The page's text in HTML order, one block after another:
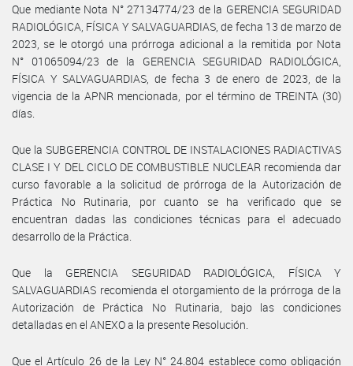
Que mediante Nota N° 27134774/23 de la GERENCIA SEGURIDAD
RADIOLÓGICA, FÍSICA Y SALVAGUARDIAS, de fecha 13 de marzo de
2023, se le otorgó una prórroga adicional a la remitida por Nota
N° 01065094/23 de la GERENCIA SEGURIDAD RADIOLÓGICA,
FÍSICA Y SALVAGUARDIAS, de fecha 3 de enero de 2023, de la
vigencia de la APNR mencionada, por el término de TREINTA (30)
días.
Que la SUBGERENCIA CONTROL DE INSTALACIONES RADIACTIVAS
CLASE I Y DEL CICLO DE COMBUSTIBLE NUCLEAR recomienda dar
curso favorable a la solicitud de prórroga de la Autorización de
Práctica No Rutinaria, por cuanto se ha verificado que se
encuentran dadas las condiciones técnicas para el adecuado
desarrollo de la Práctica.
Que la GERENCIA SEGURIDAD RADIOLÓGICA, FÍSICA Y
SALVAGUARDIAS recomienda el otorgamiento de la prórroga de la
Autorización de Práctica No Rutinaria, bajo las condiciones
detalladas en el ANEXO a la presente Resolución.
Que el Artículo 26 de la Ley N° 24.804 establece como obligación